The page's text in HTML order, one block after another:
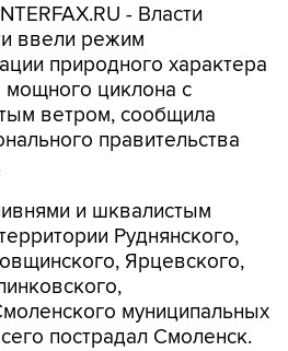
- Власти
ввели режим
природного характера
мощного циклона с
ветром, сообщила
правительства
и шквалистым
Руднянского,
Ярцевского,
муниципальных
пострадал Смоленск.